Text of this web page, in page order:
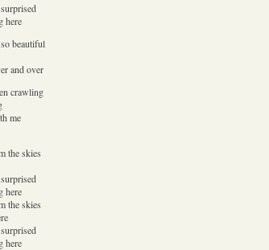
here
beautiful
and over
crawling
me
the skies
here
the skies
here